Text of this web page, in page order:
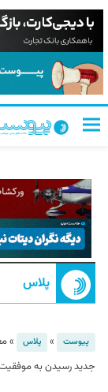
پلاس
پیوست » پلاس »
جدید رسیدن به